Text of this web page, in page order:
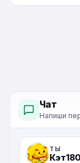
Чат
Напиши
ТЫ